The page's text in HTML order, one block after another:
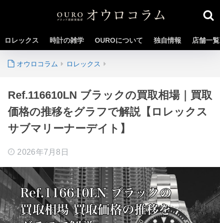
ロレックス 時計の雑学 OUROについて 独自情報 店舗一覧
ロレックス
Ref.116610LN ブラックの買取相場｜買取
価格の推移をグラフで解説【ロレックス
サブマリーナーデイト】
2026年7月8日